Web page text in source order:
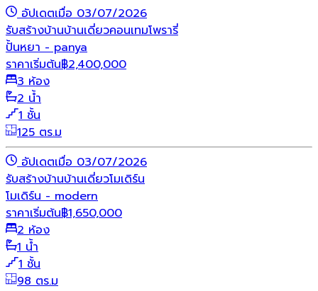
อัปเดตเมื่อ 03/07/2026
รับสร้างบ้านบ้านเดี่ยวคอนเทมโพรารี่
ปั้นหยา - panya
ราคาเริ่มต้น฿2,400,000
3 ห้อง
2 น้ำ
1 ชั้น
125 ตร.ม
อัปเดตเมื่อ 03/07/2026
รับสร้างบ้านบ้านเดี่ยวโมเดิร์น
โมเดิร์น - modern
ราคาเริ่มต้น฿1,650,000
2 ห้อง
1 น้ำ
1 ชั้น
98 ตร.ม